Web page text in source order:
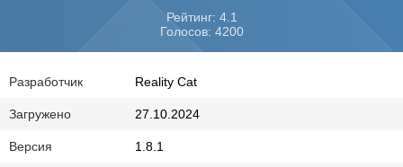
Рейтинг: 4.1
Голосов: 4200
Разработчик Reality Cat
Загружено 27.10.2024
Версия 1.8.1